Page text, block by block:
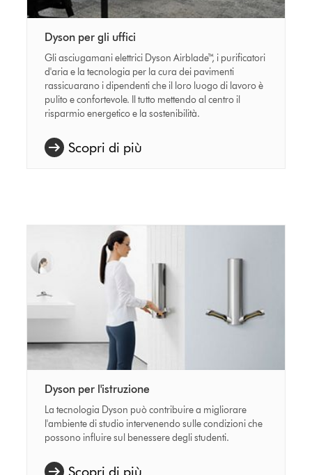
Dyson per gli uffici
Gli asciugamani elettrici Dyson Airblade™, i purificatori
d'aria e la tecnologia per la cura dei pavimenti
rassicuarano i dipendenti che il loro luogo di lavoro è
pulito e confortevole. Il tutto mettendo al centro il
risparmio energetico e la sostenibilità.
Scopri di più
Dyson per l'istruzione
La tecnologia Dyson può contribuire a migliorare
l'ambiente di studio intervenendo sulle condizioni che
possono influire sul benessere degli studenti.
Scopri di più